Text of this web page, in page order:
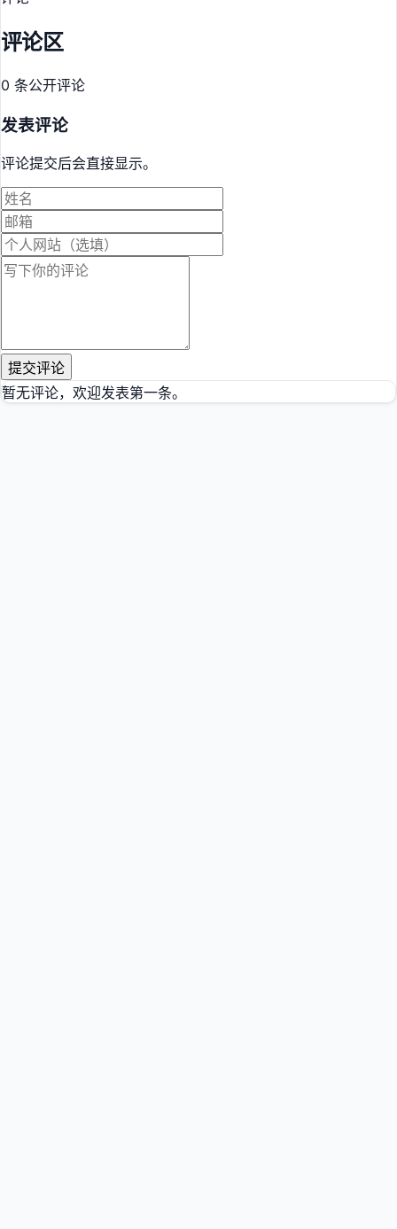
评论区
0 条公开评论
发表评论
评论提交后会直接显示。
提交评论
暂无评论，欢迎发表第一条。